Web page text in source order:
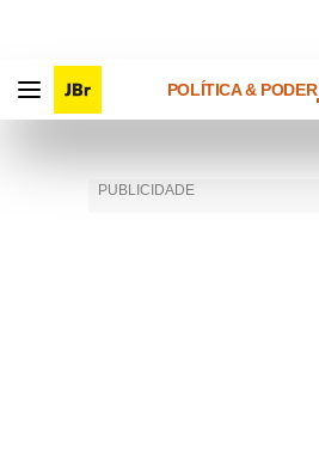
POLÍTICA & PODER